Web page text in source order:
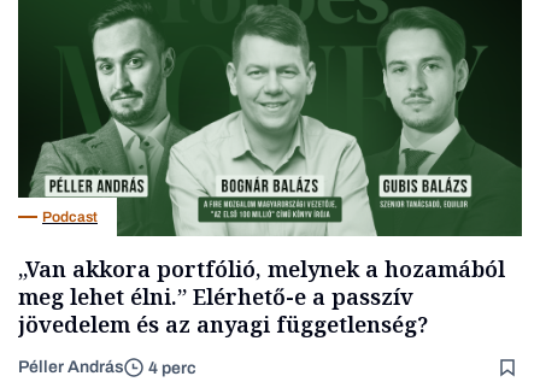
Podcast
„Van akkora portfólió, melynek a hozamából
meg lehet élni.” Elérhető-e a passzív
jövedelem és az anyagi függetlenség?
Péller András 4 perc